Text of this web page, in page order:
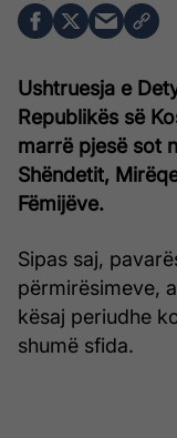
Ushtruesja e
Republikës së
marrë pjesë sot
Shëndetit,
Fëmijëve.
Sipas saj,
përmirësimeve,
kësaj periudhe
shumë sfida.